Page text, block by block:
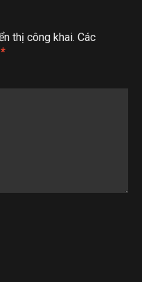
thị công khai. Các
*